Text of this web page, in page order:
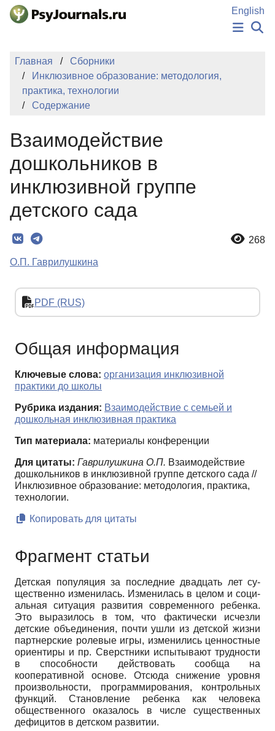
Перейти к основному содержанию
English
НОВОСТИ
Регистрация
Главная
Сборники
Инклюзивное образование: методология,
практика, технологии
Содержание
Взаимодействие
дошкольников в
инклюзивной группе
детского сада
268
О.П. Гаврилушкина
PDF (RUS)
Общая информация
Ключевые слова: организация инклюзивной
практики до школы
Рубрика издания: Взаимодействие с семьей и
дошкольная инклюзивная практика
Тип материала: материалы конференции
Для цитаты: Гаврилушкина О.П. Взаимодействие
дошкольников в инклюзивной группе детского сада //
Инклюзивное образование: методология, практика,
технологии.
Копировать для цитаты
Фрагмент статьи
Детская популяция за последние двадцать лет су­
щественно изменилась. Изменилась в целом и соци­
альная ситуация развития современного ребенка.
Это выразилось в том, что фактически исчезли
детские объединения, почти ушли из детской жизни
партнер­ские ролевые игры, изменились ценностные
ориенти­ры и пр. Сверстники испытывают трудности
в способ­ности действовать сообща на
кооперативной основе. Отсюда снижение уровня
произвольности, програм­мирования, контрольных
функций. Становление ре­бенка как человека
общественного оказалось в числе существенных
дефицитов в детском развитии.